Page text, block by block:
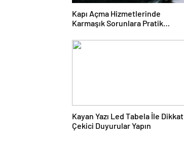
Kapı Açma Hizmetlerinde
Karmaşık Sorunlara Pratik
Çözümler
Kayan Yazı Led Tabela İle Dikkat
Çekici Duyurular Yapın